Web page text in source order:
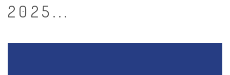
2025...